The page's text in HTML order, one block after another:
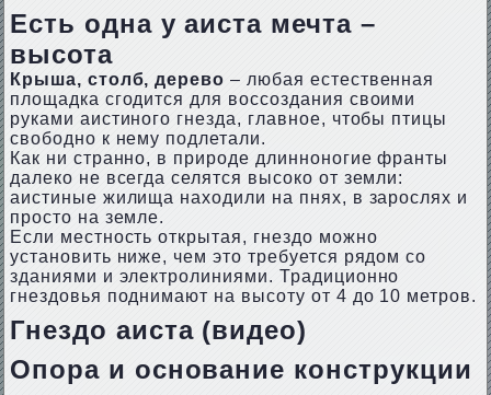
Есть одна у аиста мечта –
высота
Крыша, столб, дерево – любая естественная
площадка сгодится для воссоздания своими
руками аистиного гнезда, главное, чтобы птицы
свободно к нему подлетали.
Как ни странно, в природе длинноногие франты
далеко не всегда селятся высоко от земли:
аистиные жилища находили на пнях, в зарослях и
просто на земле.
Если местность открытая, гнездо можно
установить ниже, чем это требуется рядом со
зданиями и электролиниями. Традиционно
гнездовья поднимают на высоту от 4 до 10 метров.
Гнездо аиста (видео)
Опора и основание конструкции